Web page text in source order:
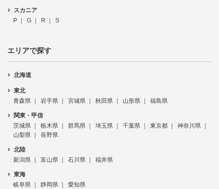
スカニア
P
G R S
エリアで探す
北海道
東北
青森県
岩手県 宮城県 秋田県 山形県 福島県
関東・甲信
茨城県
栃木県 群馬県 埼玉県 千葉県 東京都
神奈川県
山梨県
長野県
北陸
新潟県
富山県 石川県 福井県
東海
岐阜県
静岡県 愛知県